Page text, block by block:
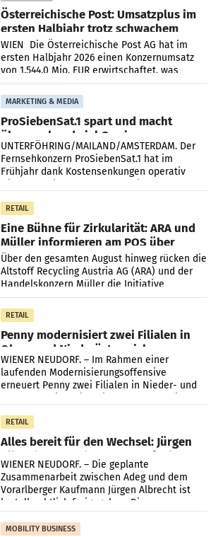
Österreichische Post: Umsatzplus im
ersten Halbjahr trotz schwachem
Briefgeschäft
WIEN Die Österreichische Post AG hat im
ersten Halbjahr 2026 einen Konzernumsatz
von 1.544,0 Mio. EUR erwirtschaftet, was
einem Plus von 3,8 Prozent gegenüber dem
Vergleichszeitraum
MARKETING & MEDIA
ProSiebenSat.1 spart und macht
überraschend viel Gewinn
UNTERFÖHRING/MAILAND/AMSTERDAM. Der
Fernsehkonzern ProSiebenSat.1 hat im
Frühjahr dank Kostensenkungen operativ
RETAIL
Eine Bühne für Zirkularität: ARA und
Müller informieren am POS über
Kreislauffähigkeit
Über den gesamten August hinweg rücken die
Altstoff Recycling Austria AG (ARA) und der
Handelskonzern Müller die Initiative
„Kreislauf-Helden“ in allen österreichischen
Müller-Filialen
RETAIL
Penny modernisiert zwei Filialen in
Ober- und Niederösterreich
WIENER NEUDORF. – Im Rahmen einer
laufenden Modernisierungsoffensive
erneuert Penny zwei Filialen in Nieder- und
RETAIL
Alles bereit für den Wechsel: Jürgen
Albrecht setzt ab 1.1.2027 auf Adeg
WIENER NEUDORF. – Die geplante
Zusammenarbeit zwischen Adeg und dem
Vorarlberger Kaufmann Jürgen Albrecht ist
kartellrechtlich freigegeben: Die
Bundeswettbewerbsbehörde und der
Bundeskartellanwalt
MOBILITY BUSINESS